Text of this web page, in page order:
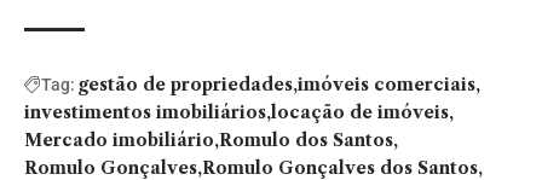
Tag: gestão de propriedades imóveis comerciais
investimentos imobiliários locação de imóveis
Mercado imobiliário Romulo dos Santos
Romulo Gonçalves Romulo Gonçalves dos Santos